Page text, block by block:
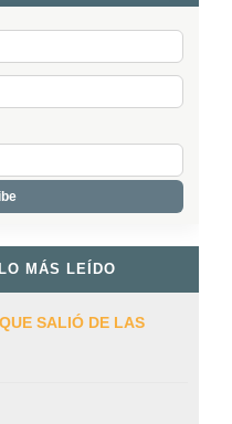
MÁS LEÍDO
SALIÓ DE LAS